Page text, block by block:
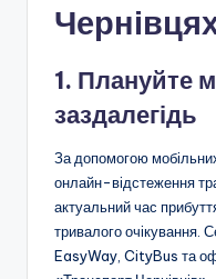
1. Плануйте
заздалегідь
За допомогою
онлайн-відстеження
актуальний час
тривалого очікування.
EasyWay, CityBus та